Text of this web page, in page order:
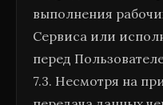
выполнения
Сервиса или
перед
7.3. Несмотря на